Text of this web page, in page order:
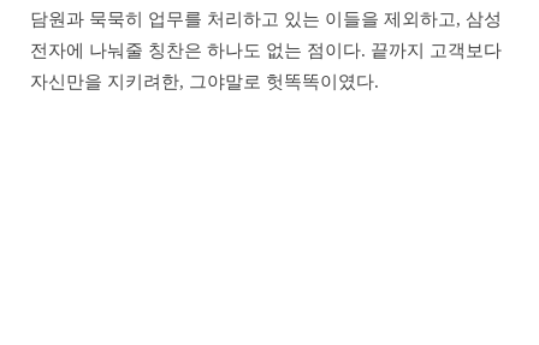
담원과 묵묵히 업무를 처리하고 있는 이들을 제외하고, 삼성
전자에 나눠줄 칭찬은 하나도 없는 점이다. 끝까지 고객보다
자신만을 지키려한, 그야말로 헛똑똑이였다.